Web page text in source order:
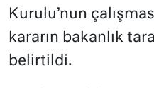
Kurulu’nun
kararın bakanlık
belirtildi.